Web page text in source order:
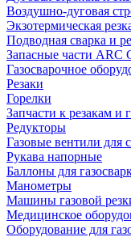
Воздушно-дуговая
Экзотермическая
Подводная сварка и
Запасные части
Газосварочное
Резаки
Горелки
Запчасти к резакам и
Редукторы
Газовые вентили для
Рукава напорные
Баллоны для
Манометры
Машины газовой
Медицинское
Оборудование для